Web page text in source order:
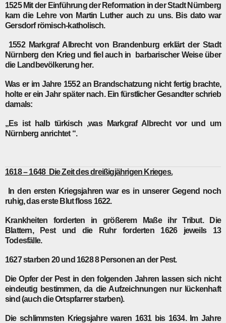
1525Mit der Einführung der Reformation in der Stadt Nürnberg
kam die Lehre von Martin Luther auch zu uns. Bis dato war
Gersdorf römisch-katholisch.
1552 Markgraf Albrecht von Brandenburg erklärt der Stadt
Nürnberg den Krieg und fiel auch in barbarischer Weise über
die Landbevölkerung her.
Was er im Jahre 1552 an Brandschatzung nicht fertig brachte,
holte er ein Jahr später nach. Ein fürstlicher Gesandter schrieb
damals:
„Es ist halb türkisch ,was Markgraf Albrecht vor und um
Nürnberg anrichtet “.
1618 – 1648 Die Zeit des dreißigjährigen Krieges.
In den ersten Kriegsjahren war es in unserer Gegend noch
ruhig, das erste Blut floss 1622.
Krankheiten forderten in größerem Maße ihr Tribut. Die
Blattern, Pest und die Ruhr forderten 1626 jeweils 13
Todesfälle.
1627 starben 20 und 1628 8 Personen an der Pest.
Die Opfer der Pest in den folgenden Jahren lassen sich nicht
eindeutig bestimmen, da die Aufzeichnungen nur lückenhaft
sind (auch die Ortspfarrer starben).
Die schlimmsten Kriegsjahre waren 1631 bis 1634. Im Jahre